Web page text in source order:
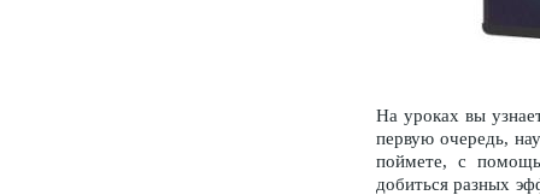
На уроках вы
первую очередь,
поймете, с
добиться разных